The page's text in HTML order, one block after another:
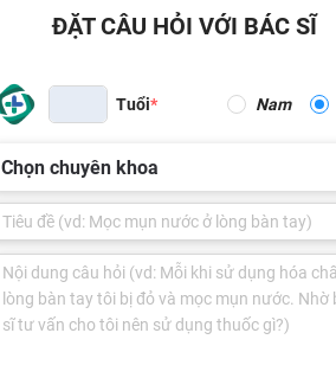
ĐẶT CÂU HỎI VỚI BÁC SĨ
Tuổi Nam
Chọn chuyên khoa